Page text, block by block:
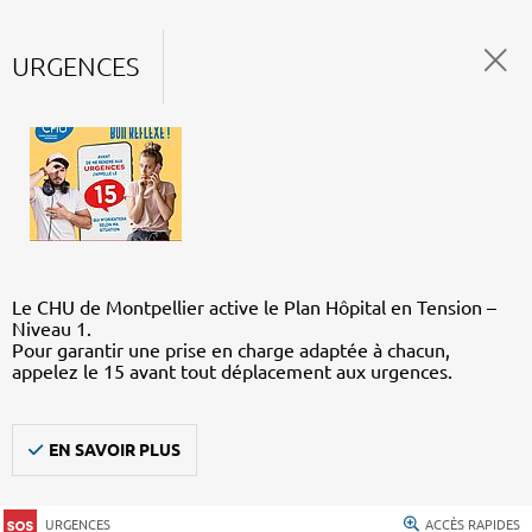
URGENCES
Le CHU de Montpellier active le Plan Hôpital en Tension –
Niveau 1.
Pour garantir une prise en charge adaptée à chacun,
appelez le 15 avant tout déplacement aux urgences.
EN SAVOIR PLUS
URGENCES ACCÈS RAPIDES